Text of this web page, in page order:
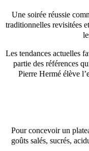
Une soirée réussie
traditionnelles revisitées
Les tendances actuelles
partie des références
Pierre Hermé élève
Pour concevoir un
goûts salés, sucrés,